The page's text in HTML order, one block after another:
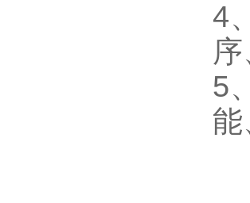
4
5